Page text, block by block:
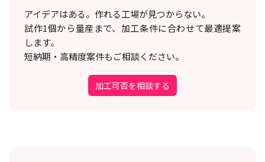
アイデアはある。作れる工場が見つからない。
試作1個から量産まで、加工条件に合わせて最適提案
します。
短納期・高精度案件もご相談ください。
加工可否を相談する